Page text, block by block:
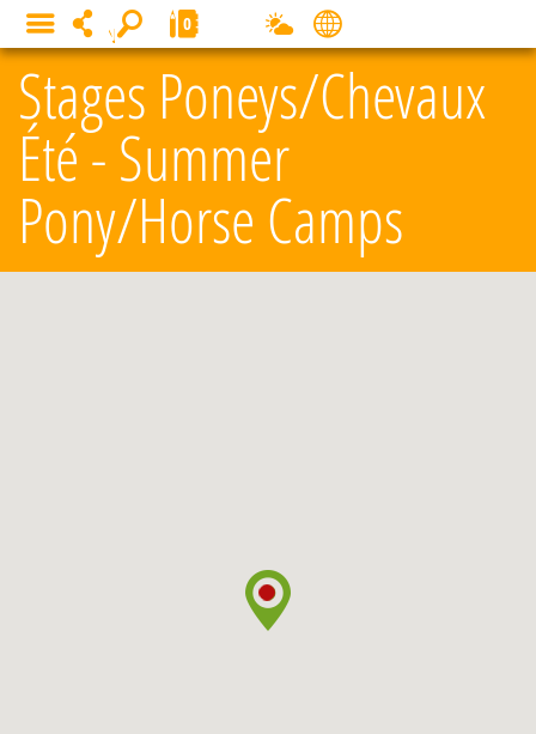
Stages Poneys/Chevaux
Été - Summer
Pony/Horse Camps
MENU 0
Panneau de gestion des cookies